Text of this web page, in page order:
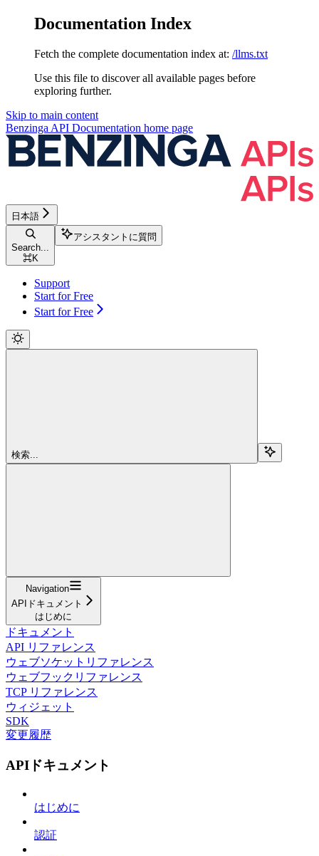
Documentation Index
Fetch the complete documentation index at: /llms.txt
Use this file to discover all available pages before
exploring further.
Skip to main content
Benzinga API Documentation home page
日本語
Search...
⌘K
アシスタントに質問
Support
Start for Free
Start for Free
検索...
Navigation
APIドキュメント
はじめに
ドキュメント
API リファレンス
ウェブソケットリファレンス
ウェブフックリファレンス
TCP リファレンス
ウィジェット
SDK
変更履歴
APIドキュメント
はじめに
認証